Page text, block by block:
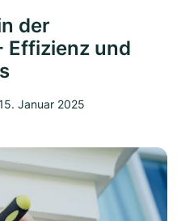
der
Effizienz und
15. Januar 2025